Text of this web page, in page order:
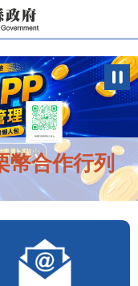
幣合作行列